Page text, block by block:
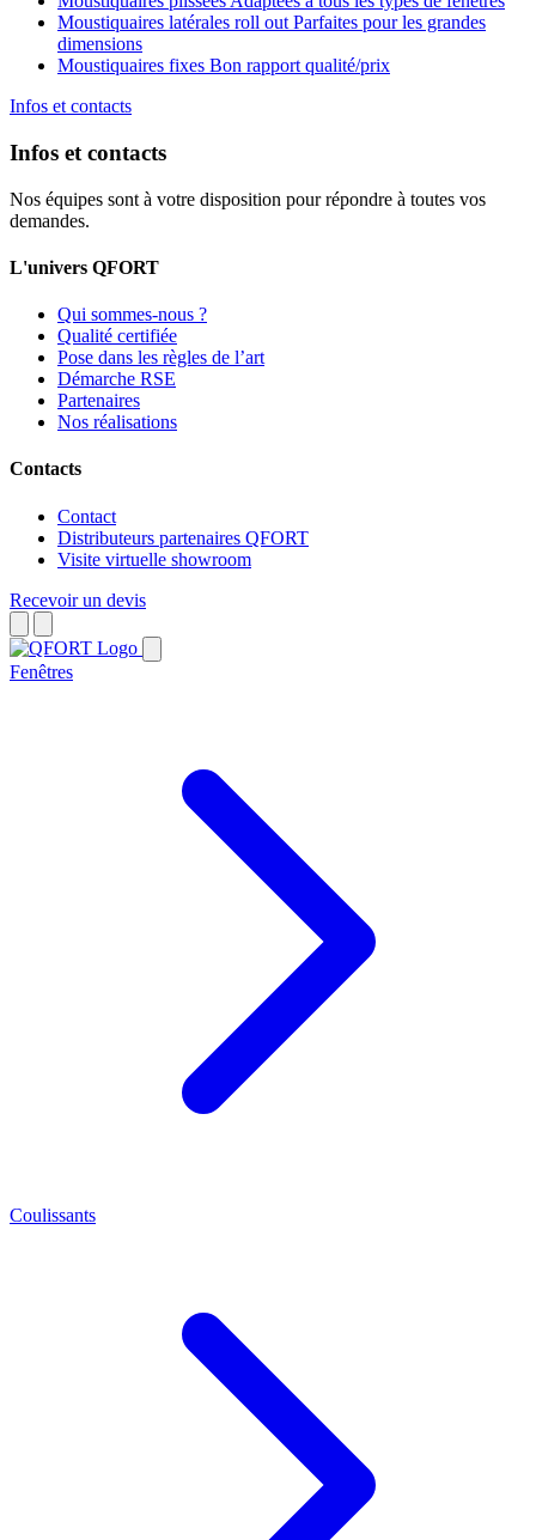
Moustiquaires latérales roll out Parfaites pour les grandes
dimensions
Moustiquaires fixes Bon rapport qualité/prix
Infos et contacts
Infos et contacts
Nos équipes sont à votre disposition pour répondre à toutes vos
demandes.
L'univers QFORT
Qui sommes-nous ?
Qualité certifiée
Pose dans les règles de l’art
Démarche RSE
Partenaires
Nos réalisations
Contacts
Contact
Distributeurs partenaires QFORT
Visite virtuelle showroom
Recevoir un devis
Fenêtres
Coulissants